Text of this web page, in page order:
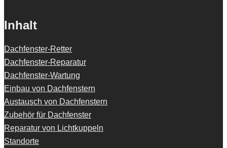
Inhalt
Dachfenster-Retter
Dachfenster-Reparatur
Dachfenster-Wartung
Einbau von Dachfenstern
Austausch von Dachfenstern
Zubehör für Dachfenster
Reparatur von Lichtkuppeln
Standorte